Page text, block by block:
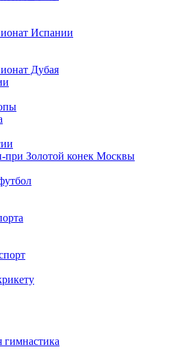
Испании
Дубая
при Золотой конек Москвы
гимнастика